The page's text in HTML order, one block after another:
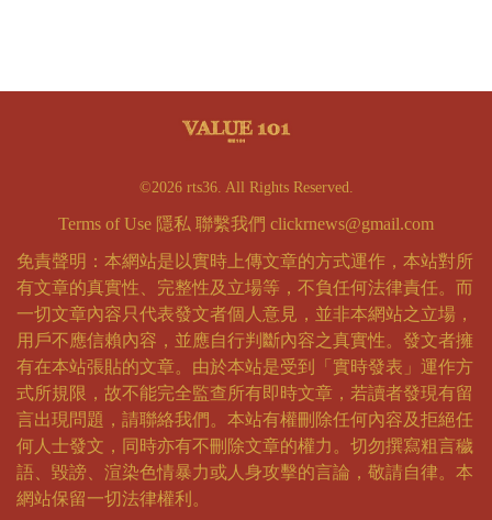
©2026 rts36. All Rights Reserved.
Terms of Use 隱私 聯繫我們 clickrnews@gmail.com
免責聲明：本網站是以實時上傳文章的方式運作，本站對所
有文章的真實性、完整性及立場等，不負任何法律責任。而
一切文章內容只代表發文者個人意見，並非本網站之立場，
用戶不應信賴內容，並應自行判斷內容之真實性。發文者擁
有在本站張貼的文章。由於本站是受到「實時發表」運作方
式所規限，故不能完全監查所有即時文章，若讀者發現有留
言出現問題，請聯絡我們。本站有權刪除任何內容及拒絕任
何人士發文，同時亦有不刪除文章的權力。切勿撰寫粗言穢
語、毀謗、渲染色情暴力或人身攻擊的言論，敬請自律。本
網站保留一切法律權利。